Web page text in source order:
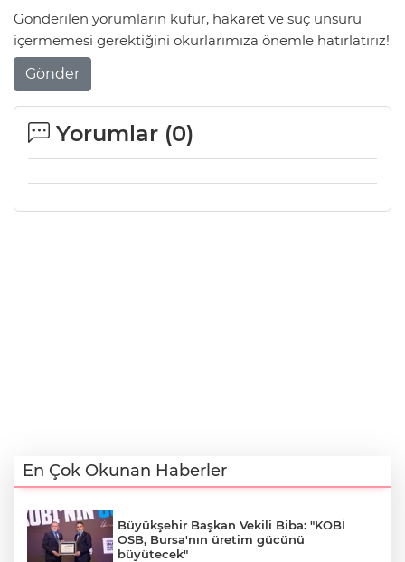
Gönderilen yorumların küfür, hakaret ve suç unsuru
içermemesi gerektiğini okurlarımıza önemle hatırlatırız!
Gönder
Yorumlar (0)
En Çok Okunan Haberler
Büyükşehir Başkan Vekili Biba: "KOBİ
OSB, Bursa'nın üretim gücünü
büyütecek"